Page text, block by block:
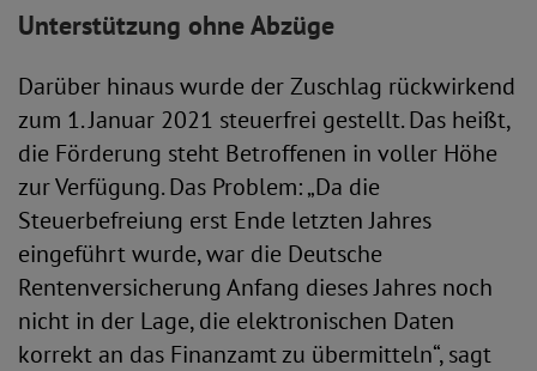
Unterstützung ohne Abzüge
Darüber hinaus wurde der Zuschlag rückwirkend
zum 1. Januar 2021 steuerfrei gestellt. Das heißt,
die Förderung steht Betroffenen in voller Höhe
zur Verfügung. Das Problem: „Da die
Steuerbefreiung erst Ende letzten Jahres
eingeführt wurde, war die Deutsche
Rentenversicherung Anfang dieses Jahres noch
nicht in der Lage, die elektronischen Daten
korrekt an das Finanzamt zu übermitteln“, sagt